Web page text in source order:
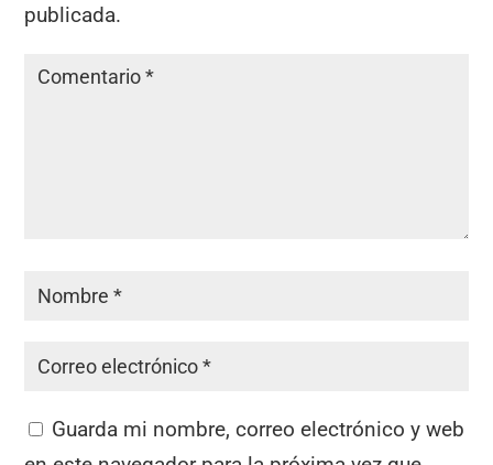
publicada.
Guarda mi nombre, correo electrónico y web